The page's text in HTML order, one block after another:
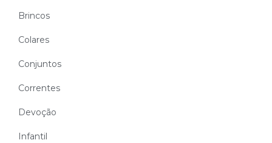
Brincos
Colares
Conjuntos
Correntes
Devoção
Infantil